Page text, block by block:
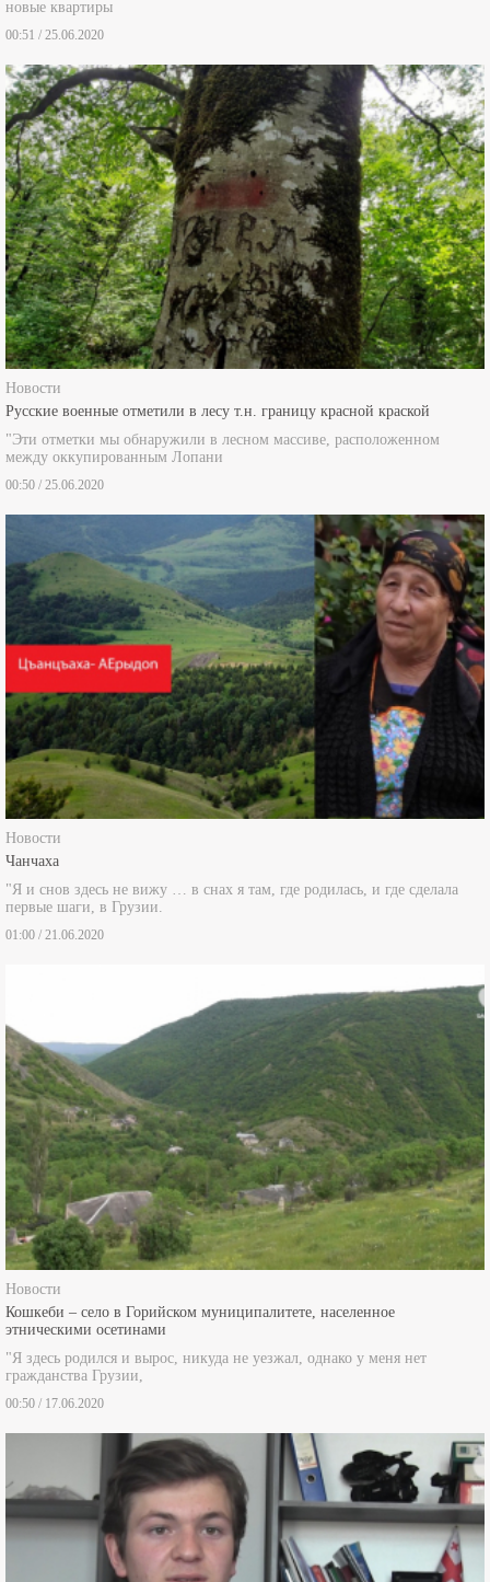
00:51 / 25.06.2020
Новости
Русские военные отметили в лесу т.н. границу красной краской
"Эти отметки мы обнаружили в лесном массиве, расположенном
между оккупированным Лопани
00:50 / 25.06.2020
Новости
Чанчаха
первые шаги, в Грузии.
01:00 / 21.06.2020
Новости
Кошкеби – село в Горийском муниципалитете, населенное
этническими осетинами
"Я здесь родился и вырос, никуда не уезжал, однако у меня нет
гражданства Грузии,
00:50 / 17.06.2020